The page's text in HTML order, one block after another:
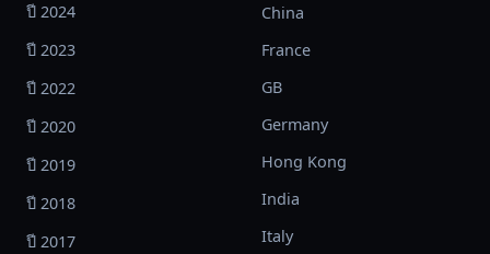
ปี 2024
ปี 2023
ปี 2022
ปี 2020
ปี 2019
ปี 2018
ปี 2017
China
France
GB
Germany
Hong Kong
India
Italy